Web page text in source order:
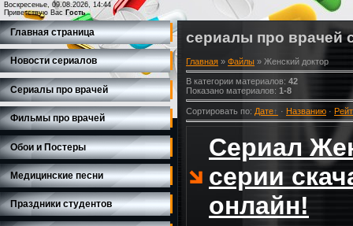
Воскресенье, 09.08.2026, 14:44
Приветствую Вас Гость
Главная страница
Новости сериалов
Сериалы про врачей
Фильмы про врачей
Обои и Постеры
Медицинские песни
Праздники студентов
сериалы про врачей
Главная » Файлы » Женский доктор
В категории материалов: 42
Показано материалов: 1-8
Сортировать по: Дате · Названию ·
Сериал
серии
онлайн!